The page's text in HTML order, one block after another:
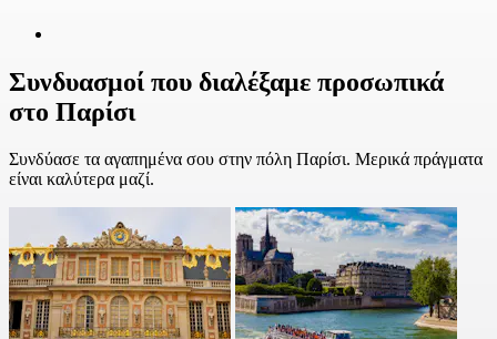
Συνδυασμοί που διαλέξαμε προσωπικά
στο Παρίσι
Συνδύασε τα αγαπημένα σου στην πόλη Παρίσι. Μερικά πράγματα
είναι καλύτερα μαζί.